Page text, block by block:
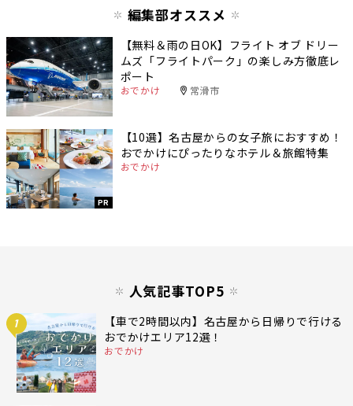
編集部オススメ
【無料＆雨の日OK】フライト オブ ドリー
ムズ「フライトパーク」の楽しみ方徹底レ
ポート
おでかけ 常滑市
PR
【10選】名古屋からの女子旅におすすめ！
おでかけにぴったりなホテル＆旅館特集
おでかけ
人気記事TOP5
1
【車で2時間以内】名古屋から日帰りで行ける
おでかけエリア12選！
おでかけ